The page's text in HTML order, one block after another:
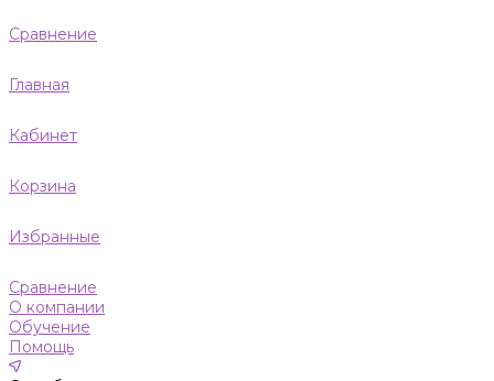
Сравнение
Главная
Кабинет
Корзина
Избранные
Сравнение
О компании
Обучение
Помощь